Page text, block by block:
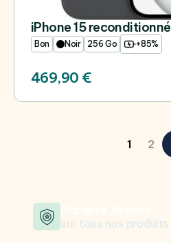
iPhone 15 reconditionné
Bon Noir 256 Go +85%
469,90 €
1 2
sur tous nos produits